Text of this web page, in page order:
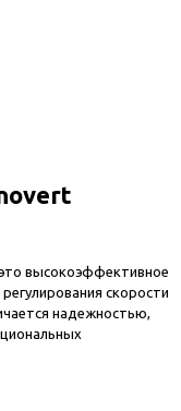
высокоэффективное
скорости
надежностью,